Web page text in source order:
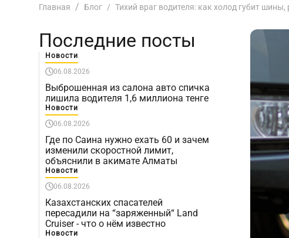
Главная Блог Тихий враг водителя: как холод губит шины,
Последние посты
Новости
06.08.2026
Выброшенная из салона авто спичка
лишила водителя 1,6 миллиона тенге
Новости
06.08.2026
Где по Саина нужно ехать 60 и зачем
изменили скоростной лимит,
объяснили в акимате Алматы
Новости
06.08.2026
Казахстанских спасателей
пересадили на “заряженный“ Land
Cruiser - что о нём известно
Новости